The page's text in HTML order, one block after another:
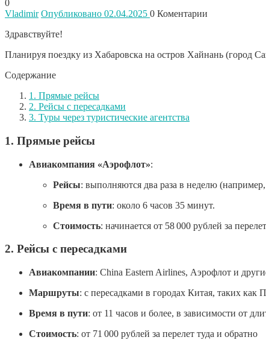
0
Vladimir Опубликовано 02.04.2025 0 Коментарии
Здравствуйте!
Планируя поездку из Хабаровска на остров Хайнань (город
Содержание
1. Прямые рейсы
2. Рейсы с пересадками
3. Туры через туристические агентства
1. Прямые рейсы
Авиакомпания «Аэрофлот»:
Рейсы: выполняются два раза в неделю
Время в пути: около 6 часов 35 минут.
Стоимость: начинается от 58 000 рублей за
2. Рейсы с пересадками
Авиакомпании: China Eastern Airlines, Аэрофлот и
Маршруты: с пересадками в городах Китая, таких
Время в пути: от 11 часов и более, в зависимости от
Стоимость: от 71 000 рублей за перелет туда и обратно